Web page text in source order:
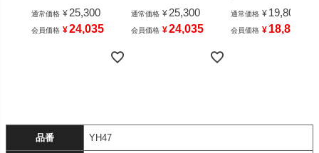
通常価格 ¥ 25,300
会員価格 ¥24,035
通常価格 ¥ 25,300
会員価格 ¥24,035
通常価格 ¥ 19,800
会員価格 ¥ 18,810
品番 YH47